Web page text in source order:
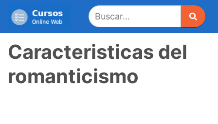
Caracteristicas del
romanticismo